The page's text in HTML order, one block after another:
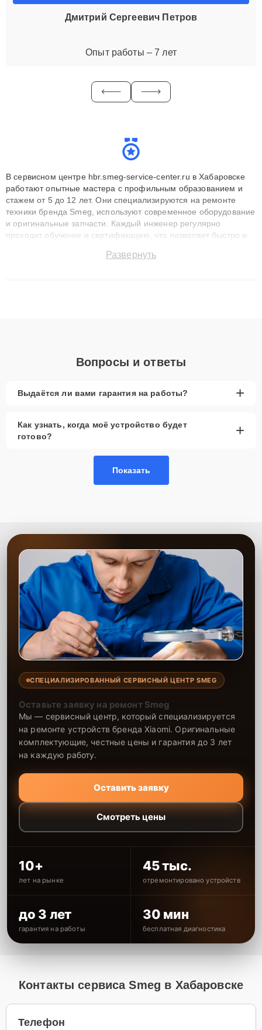
Дмитрий Сергеевич Петров
Опыт работы – 7 лет
В сервисном центре hbr.smeg-service-center.ru в Хабаровске
работают опытные мастера с профильным образованием и
стажем от 5 до 12 лет. Они специализируются на ремонте
техники бренда Smeg, используют современное оборудование
и оригинальные запчасти. Каждый инженер регулярно
проходит обучение и сертификацию, что позволяет быстро и
сохранением гарантии до 3 лет. Наши мастера решают
Развернуть
Вопросы и ответы
Выдаётся ли вами гарантия на работы? +
Как узнать, когда моё устройство будет
готово?
+
Показать
СПЕЦИАЛИЗИРОВАННЫЙ СЕРВИСНЫЙ ЦЕНТР SMEG
Оставьте заявку на ремонт Smeg
Мы — сервисный центр, который специализируется
на ремонте устройств бренда Xiaomi. Оригинальные
комплектующие, честные цены и гарантия до 3 лет
на каждую работу.
Оставить заявку
Смотреть цены
10+
лет на рынке
45 тыс.
отремонтировано устройств
до 3 лет
гарантия на работы
30 мин
бесплатная диагностика
Контакты сервиса Smeg в Хабаровске
Телефон